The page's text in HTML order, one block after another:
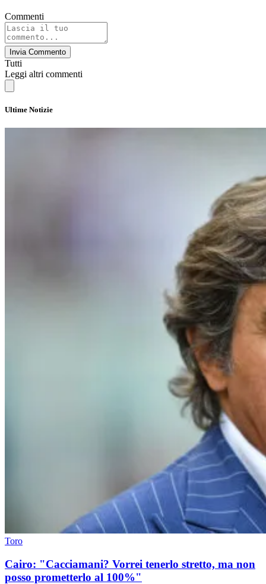
Commenti
Invia Commento
Tutti
Leggi altri commenti
Ultime Notizie
Toro
Cairo: "Cacciamani? Vorrei tenerlo stretto, ma non
posso prometterlo al 100%"